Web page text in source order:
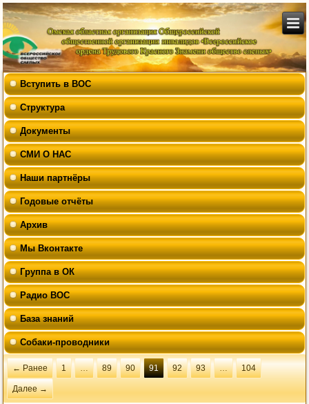
Вступить в ВОС
Структура
Документы
СМИ О НАС
Наши партнёры
Годовые отчёты
Архив
Мы Вконтакте
Группа в ОК
Радио ВОС
База знаний
Собаки-проводники
← Ранее 1 … 89 90 91 92 93 … 104
Далее →